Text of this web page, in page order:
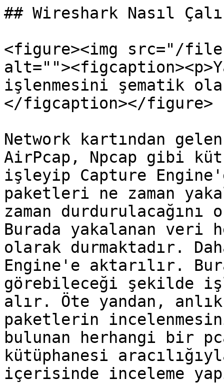
## Wireshark Nasıl
<figure><img src="/
işlenmesini şematik
</figcaption></figure>
Network kartından
AirPcap, Npcap gibi
işleyip Capture
paketleri ne zaman
zaman durdurulacağını
Burada yakalanan veri
olarak durmaktadır.
Engine'e aktarılır.
görebileceği şekilde
alır. Öte yandan,
paketlerin
bulunan herhangi bir
kütüphanesi
içerisinde inceleme